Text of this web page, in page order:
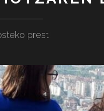
prest!